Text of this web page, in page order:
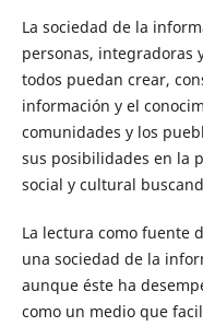
La sociedad de la
personas, integradoras
todos puedan crear,
información y el
comunidades y los
sus posibilidades en la
social y cultural
La lectura como fuente
una sociedad de la
aunque éste ha
como un medio que